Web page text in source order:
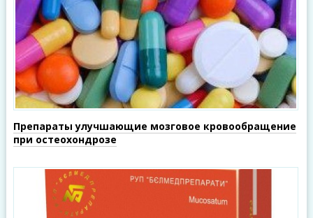
Препараты улучшающие мозговое кровообращение
при остеохондрозе